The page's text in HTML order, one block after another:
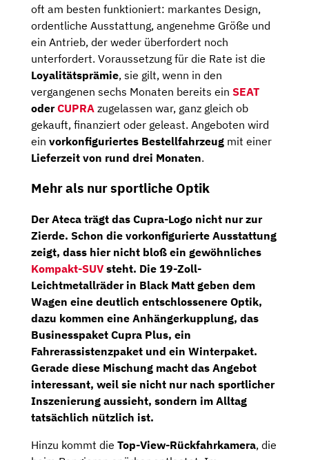
oft am besten funktioniert: markantes Design,
ordentliche Ausstattung, angenehme Größe und
ein Antrieb, der weder überfordert noch
unterfordert. Voraussetzung für die Rate ist die
Loyalitätsprämie, sie gilt, wenn in den
vergangenen sechs Monaten bereits ein SEAT
oderCUPRA zugelassen war, ganz gleich ob
gekauft, finanziert oder geleast. Angeboten wird
ein vorkonfiguriertes Bestellfahrzeug mit einer
Lieferzeit von rund drei Monaten.
Mehr als nur sportliche Optik
Der Ateca trägt das Cupra-Logo nicht nur zur
Zierde. Schon die vorkonfigurierte Ausstattung
zeigt, dass hier nicht bloß ein gewöhnliches
Kompakt-SUV steht. Die 19-Zoll-
Leichtmetallräder in Black Matt geben dem
Wagen eine deutlich entschlossenere Optik,
dazu kommen eine Anhängerkupplung, das
Businesspaket Cupra Plus, ein
Fahrerassistenzpaket und ein Winterpaket.
Gerade diese Mischung macht das Angebot
interessant, weil sie nicht nur nach sportlicher
Inszenierung aussieht, sondern im Alltag
tatsächlich nützlich ist.
Hinzu kommt die Top-View-Rückfahrkamera, die